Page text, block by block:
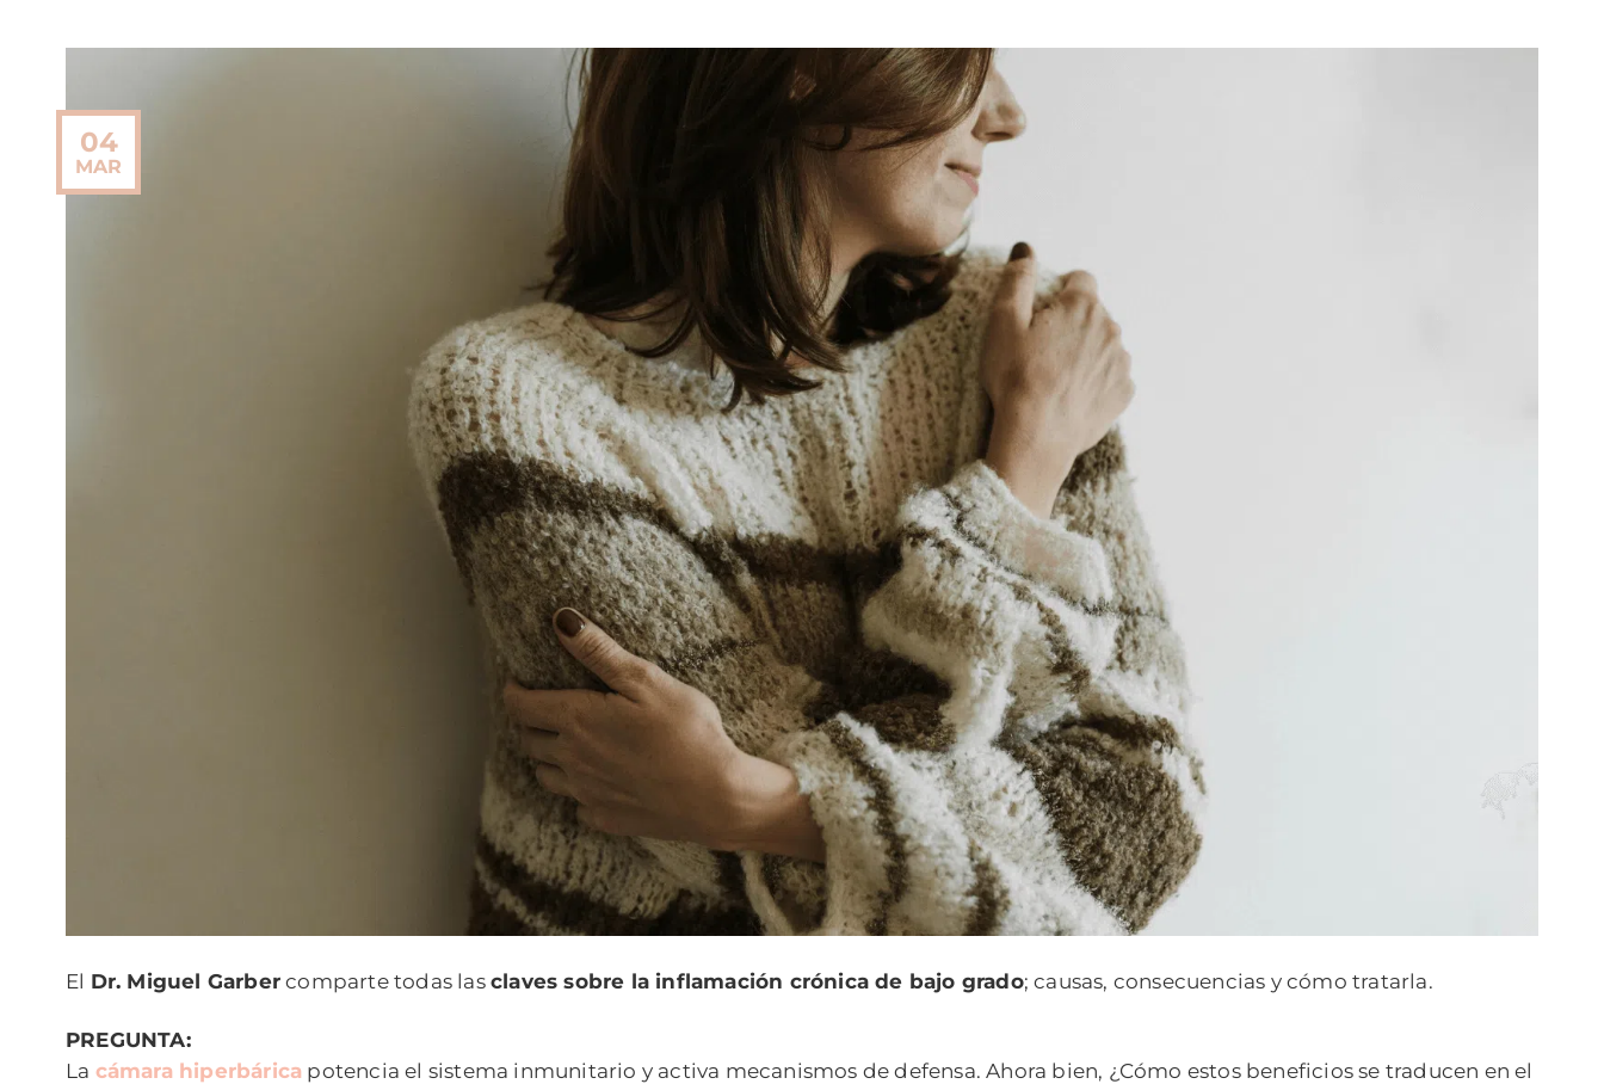
04
MAR
El Dr. Miguel Garbercomparte todas lasclaves sobre la inflamación crónica de bajo grado; causas, consecuencias y cómo tratarla.
PREGUNTA:
La cámara hiperbárica potencia el sistema inmunitario y activa mecanismos de defensa. Ahora bien, ¿Cómo estos beneficios se traducen en el